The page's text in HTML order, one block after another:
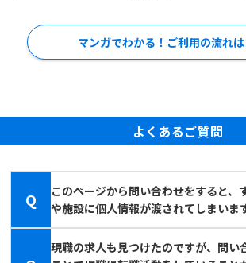
マンガでわかる！ご利用の流れ
よくあるご質問
Q
このページから問い合わせをすると、
や施設に個人情報が渡されてしまいま
現職の求人も見つけたのですが、問い